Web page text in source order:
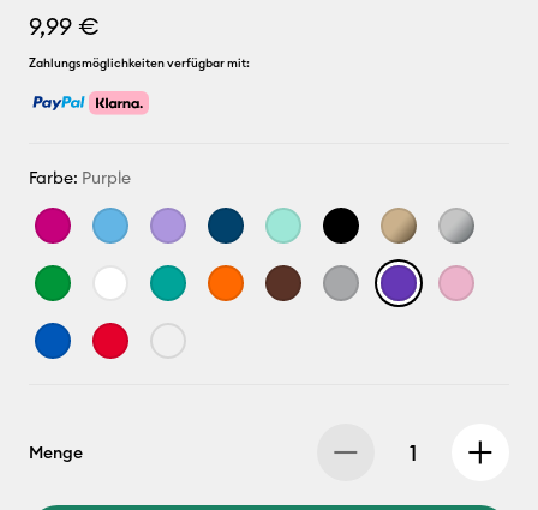
9,99 €
Zahlungsmöglichkeiten verfügbar mit:
Farbe: Purple
Menge